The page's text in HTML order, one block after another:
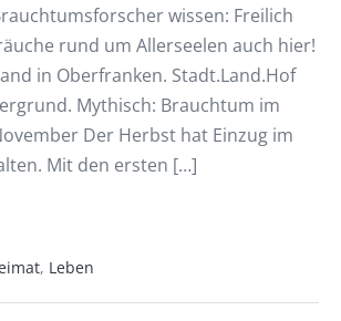
wissen: Freilich
rund um Allerseelen auch hier!
in Oberfranken. Stadt.Land.Hof
Mythisch: Brauchtum im
Der Herbst hat Einzug im
Mit den ersten […]
, Leben